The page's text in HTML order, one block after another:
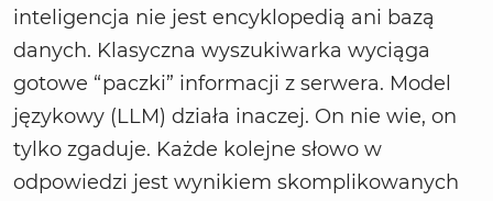
inteligencja nie jest encyklopedią ani bazą
danych. Klasyczna wyszukiwarka wyciąga
gotowe “paczki” informacji z serwera. Model
językowy (LLM) działa inaczej. On nie wie, on
tylko zgaduje. Każde kolejne słowo w
odpowiedzi jest wynikiem skomplikowanych